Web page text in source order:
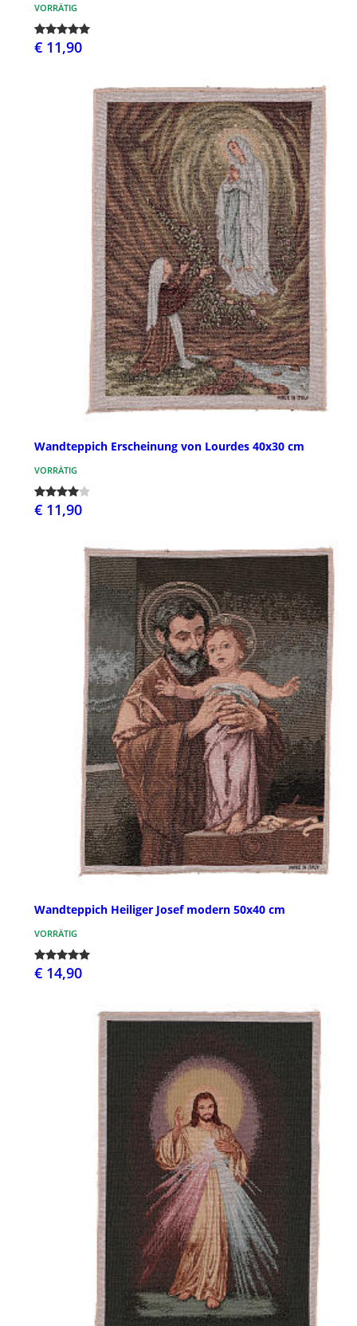
VORRÄTIG
€ 11,90
Wandteppich Erscheinung von Lourdes 40x30 cm
VORRÄTIG
€ 11,90
Wandteppich Heiliger Josef modern 50x40 cm
VORRÄTIG
€ 14,90